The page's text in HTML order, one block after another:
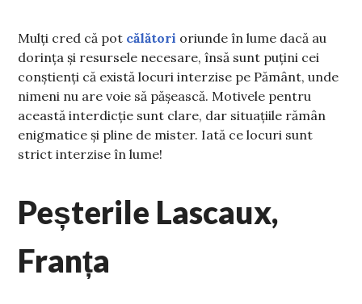
Mulți cred că pot călători oriunde în lume dacă au
dorința și resursele necesare, însă sunt puțini cei
conștienți că există locuri interzise pe Pământ, unde
nimeni nu are voie să pășească. Motivele pentru
această interdicție sunt clare, dar situațiile rămân
enigmatice și pline de mister. Iată ce locuri sunt
strict interzise în lume!
Peșterile Lascaux,
Franța